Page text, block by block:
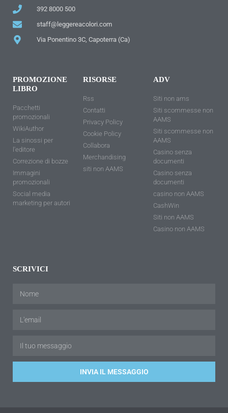
392 8000 500
staff@leggereacolori.com
Via Ponentino 3C, Capoterra (Ca)
PROMOZIONE
LIBRO
Pacchetti
promozionali
WikiAuthor
La sinossi per
l'editore
Correzione di bozze
Immagini
promozionali
Social media
marketing per autori
RISORSE
Rss
Contatti
Privacy Policy
Cookie Policy
Collabora
Merchandising
siti non AAMS
ADV
Siti non ams
Siti scommesse non
AAMS
Siti scommesse non
AAMS
Casino senza
documenti
Casino senza
documenti
casino non AAMS
CashWin
Siti non AAMS
Casino non AAMS
SCRIVICI
INVIA IL MESSAGGIO